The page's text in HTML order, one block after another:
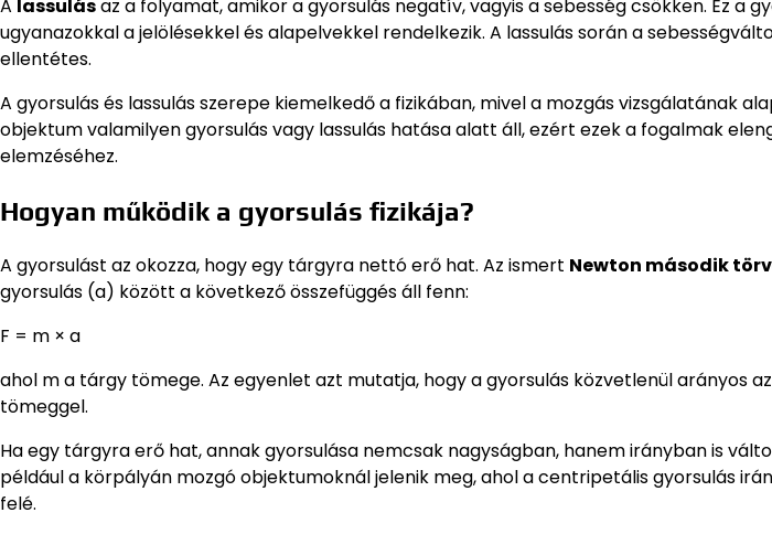
A lassulásaz a folyamat, amikor a gyorsulás negatív, vagyis a sebesség csökken. Ez a
ugyanazokkal a jelölésekkel és alapelvekkel rendelkezik. A lassulás során a
ellentétes.
A gyorsulás és lassulás szerepe kiemelkedő a fizikában, mivel a mozgás vizsgálatának
objektum valamilyen gyorsulás vagy lassulás hatása alatt áll, ezért ezek a fogalmak
elemzéséhez.
Hogyan működik a gyorsulás fizikája?
A gyorsulást az okozza, hogy egy tárgyra nettó erő hat. Az ismert Newton második
gyorsulás (a) között a következő összefüggés áll fenn:
F = m × a
ahol m a tárgy tömege. Az egyenlet azt mutatja, hogy a gyorsulás közvetlenül arányos
tömeggel.
Ha egy tárgyra erő hat, annak gyorsulása nemcsak nagyságban, hanem irányban is
például a körpályán mozgó objektumoknál jelenik meg, ahol a centripetális gyorsulás
felé.